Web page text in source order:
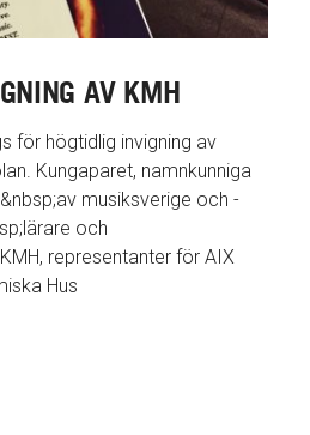
AV KMH
för högtidlig invigning av
Kungaparet, namnkunniga
musiksverige och -
och
representanter för AIX
Hus